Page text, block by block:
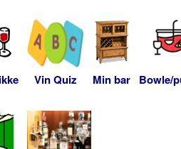
Vin Quiz Min bar Bowle/